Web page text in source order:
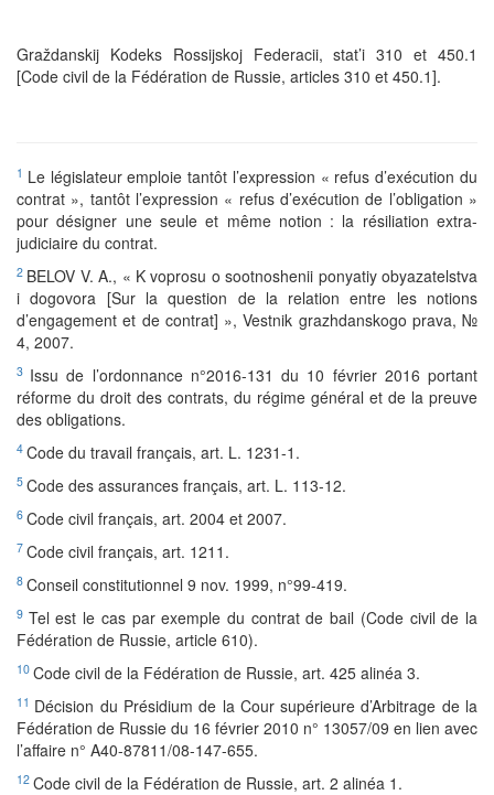
Graždanskij Kodeks Rossijskoj Federacii, stat’i 310 et 450.1
[Code civil de la Fédération de Russie, articles 310 et 450.1].
1 Le législateur emploie tantôt l’expression « refus d’exécution du
contrat », tantôt l’expression « refus d’exécution de l’obligation »
pour désigner une seule et même notion : la résiliation extra-
judiciaire du contrat.
2 BELOV V. A., « K voprosu o sootnoshenii ponyatiy obyazatelstva
i dogovora [Sur la question de la relation entre les notions
d’engagement et de contrat] », Vestnik grazhdanskogo prava, №
4, 2007.
3 Issu de l’ordonnance n°2016-131 du 10 février 2016 portant
réforme du droit des contrats, du régime général et de la preuve
des obligations.
4 Code du travail français, art. L. 1231-1.
5 Code des assurances français, art. L. 113-12.
6 Code civil français, art. 2004 et 2007.
7 Code civil français, art. 1211.
8 Conseil constitutionnel 9 nov. 1999, n°99-419.
9 Tel est le cas par exemple du contrat de bail (Code civil de la
Fédération de Russie, article 610).
10 Code civil de la Fédération de Russie, art. 425 alinéa 3.
11 Décision du Présidium de la Cour supérieure d’Arbitrage de la
Fédération de Russie du 16 février 2010 n° 13057/09 en lien avec
l’affaire n° A40-87811/08-147-655.
12 Code civil de la Fédération de Russie, art. 2 alinéa 1.